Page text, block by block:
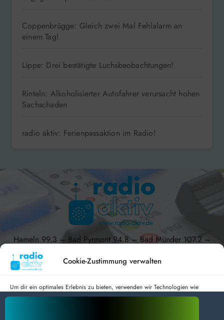
Cookie-Zustimmung verwalten
Um dir ein optimales Erlebnis zu bieten, verwenden wir Technologien wie
Cookies, um Geräteinformationen zu speichern und/oder darauf zuzugreifen.
Coppenbrügge: Gleich zwei Mal Fehlalarm an
einem Tag!
Lippe: Drei bestätigte Luchsbeobachtungen!
Rinteln: Alkoholisierter Autofahrer verursacht hohen
Sachschaden
radio aktiv: Ferienpassaktion im Radio!
Hameln 99.3 – Bad Pyrmont 94.8 – Bad Münder 107.2 –
DAB+ 9C
radio aktiv e.V.